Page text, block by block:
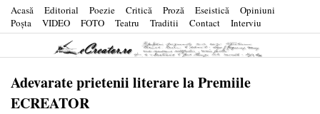
Acasă Editorial Poezie Critică Proză Eseistică
Opiniuni
Poşta
VIDEO FOTO Teatru Traditii Contact Interviu
Adevarate prietenii literare la Premiile
ECREATOR